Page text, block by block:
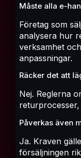
Måste alla e-
Företag som
analysera hur
verksamhet
anpassningar.
Räcker det att
Nej. Reglerna
Påverkas även
Ja. Kraven
försäljningen